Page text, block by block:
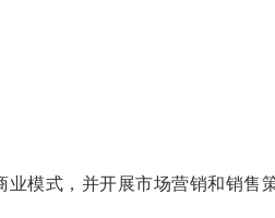
模式，并开展市场营销和销售策